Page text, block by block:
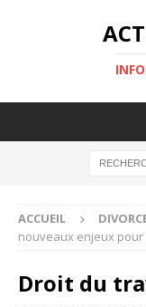
ACCUEIL
nouveaux enjeux
Droit du